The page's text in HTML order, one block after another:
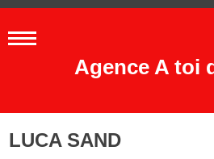
Agence A toi
LUCA SAND